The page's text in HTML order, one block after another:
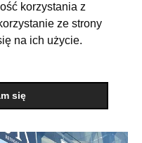
korzystania z
ze strony
na ich użycie.
się